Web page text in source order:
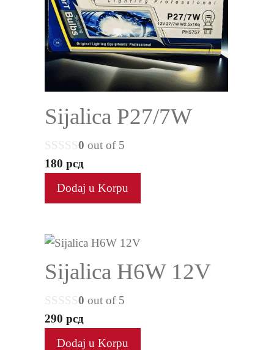
Sijalica P27/7W
0 out of 5
180 рсд
Dodaj u Korpu
Sijalica H6W 12V
0 out of 5
290 рсд
Dodaj u Korpu